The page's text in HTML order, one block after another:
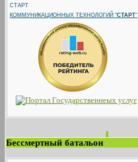
КОММУНИКАЦИОННЫХ ТЕХНОЛОГИЙ "СТАРТ"
Бессмертный батальон